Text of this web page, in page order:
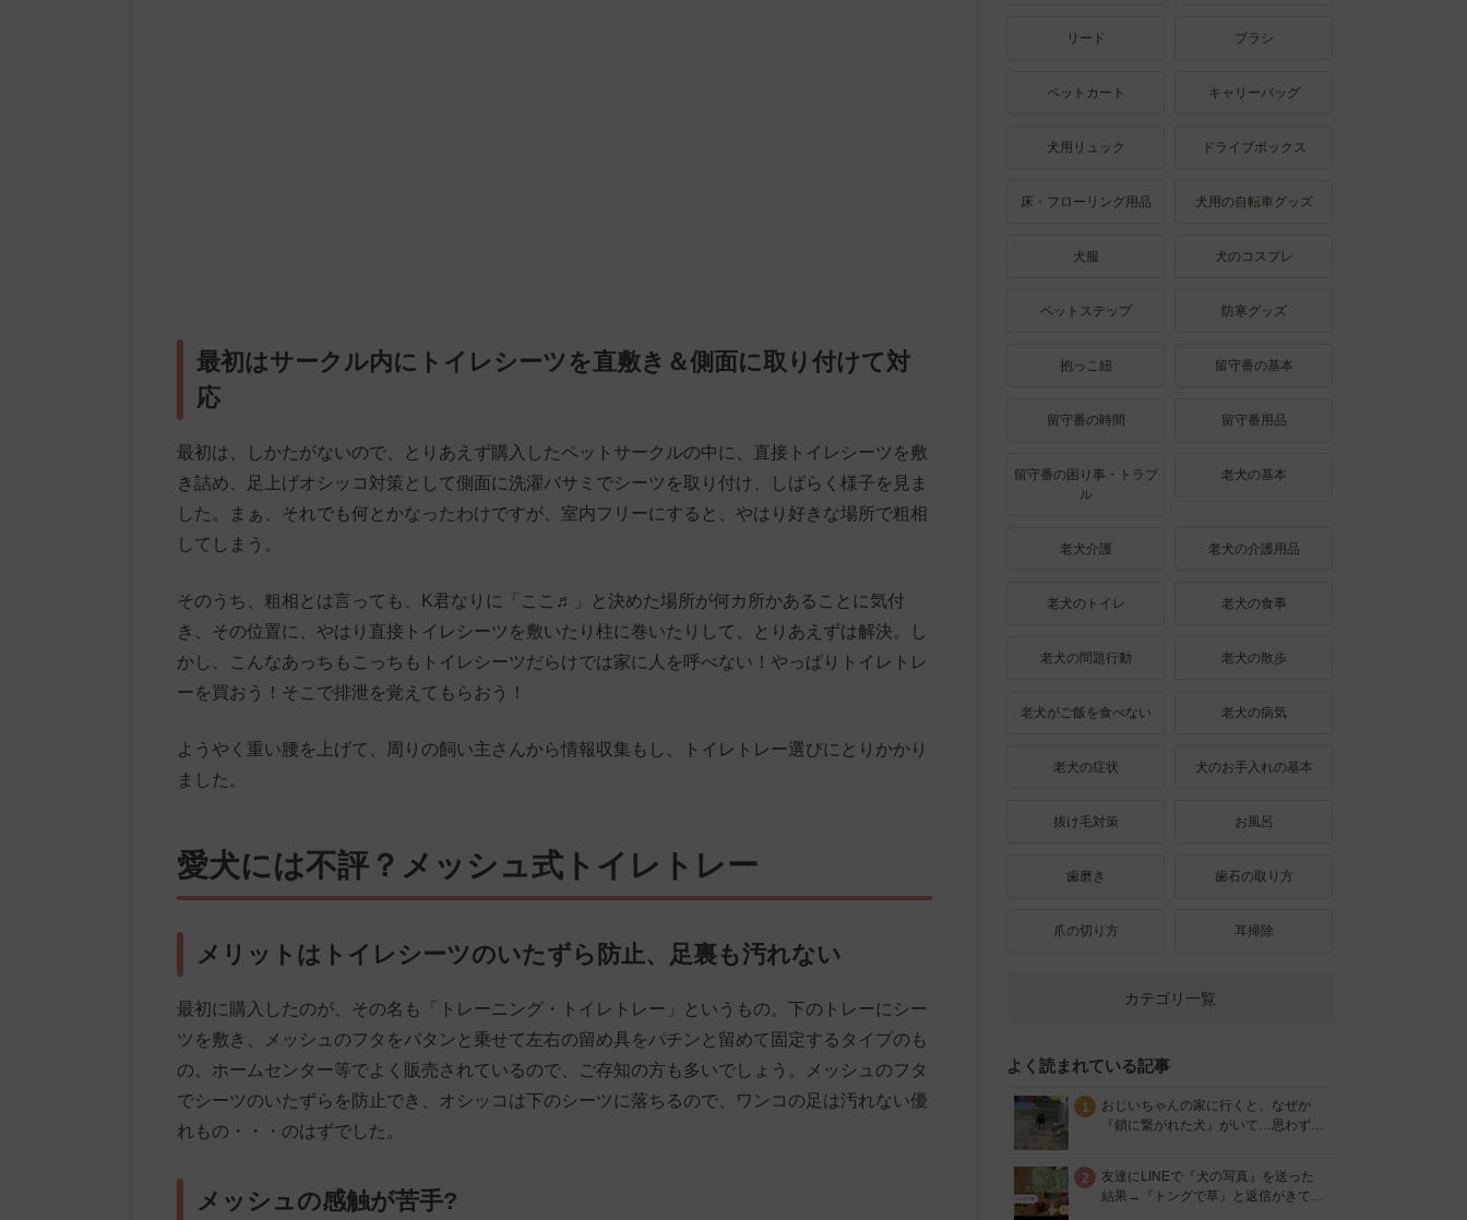
最初はサークル内にトイレシーツを直敷き＆側面に取り付けて対
応
最初は、しかたがないので、とりあえず購入したペットサークルの中に、直接トイレシーツを敷
き詰め、足上げオシッコ対策として側面に洗濯バサミでシーツを取り付け、しばらく様子を見ま
した。まぁ、それでも何とかなったわけですが、室内フリーにすると、やはり好きな場所で粗相
してしまう。
そのうち、粗相とは言っても、K君なりに「ここ♬」と決めた場所が何カ所かあることに気付
き、その位置に、やはり直接トイレシーツを敷いたり柱に巻いたりして、とりあえずは解決。し
かし、こんなあっちもこっちもトイレシーツだらけでは家に人を呼べない！やっぱりトイレトレ
ーを買おう！そこで排泄を覚えてもらおう！
ようやく重い腰を上げて、周りの飼い主さんから情報収集もし、トイレトレー選びにとりかかり
ました。
愛犬には不評？メッシュ式トイレトレー
メリットはトイレシーツのいたずら防止、足裏も汚れない
最初に購入したのが、その名も「トレーニング・トイレトレー」というもの。下のトレーにシー
ツを敷き、メッシュのフタをパタンと乗せて左右の留め具をパチンと留めて固定するタイプのも
の。ホームセンター等でよく販売されているので、ご存知の方も多いでしょう。メッシュのフタ
でシーツのいたずらを防止でき、オシッコは下のシーツに落ちるので、ワンコの足は汚れない優
れもの・・・のはずでした。
メッシュの感触が苦手?
リード ブラシ
ペットカート キャリーバッグ
犬用リュック ドライブボックス
床・フローリング用品 犬用の自転車グッズ
犬服 犬のコスプレ
ペットステップ 防寒グッズ
抱っこ紐 留守番の基本
留守番の時間 留守番用品
留守番の困り事・トラブ
ル
老犬の基本
老犬介護 老犬の介護用品
老犬のトイレ 老犬の食事
老犬の問題行動 老犬の散歩
老犬がご飯を食べない 老犬の病気
老犬の症状 犬のお手入れの基本
抜け毛対策 お風呂
歯磨き 歯石の取り方
爪の切り方 耳掃除
カテゴリ一覧
よく読まれている記事
1
おじいちゃんの家に行くと、なぜか
『鎖に繋がれた犬』がいて…思わず…
2
友達にLINEで『犬の写真』を送った
結果→『トングで草』と返信がきて…